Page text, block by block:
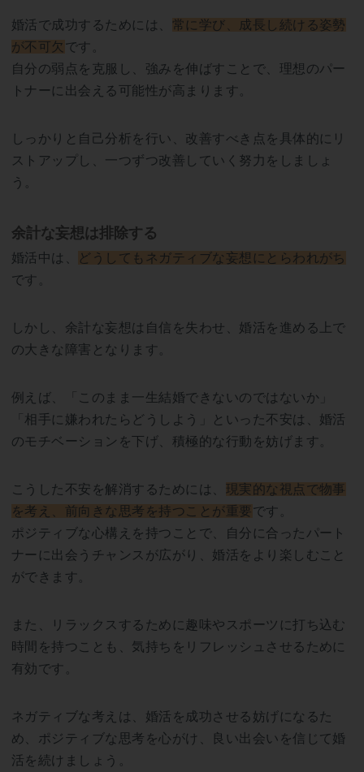
婚活で成功するためには、 常に学び、成長し続ける姿勢
が不可欠 です。
自分の弱点を克服し、強みを伸ばすことで、理想のパー
トナーに出会える可能性が高まります。
しっかりと自己分析を行い、改善すべき点を具体的にリ
ストアップし、一つずつ改善していく努力をしましょ
う。
余計な妄想は排除する
婚活中は、
どうしてもネガティブな妄想にとらわれがち
です。
しかし、余計な妄想は自信を失わせ、婚活を進める上で
の大きな障害となります。
例えば、「このまま一生結婚できないのではないか」
「相手に嫌われたらどうしよう」といった不安は、婚活
のモチベーションを下げ、積極的な行動を妨げます。
こうした不安を解消するためには、 現実的な視点で物事
を考え、前向きな思考を持つことが重要 です。
ポジティブな心構えを持つことで、自分に合ったパート
ナーに出会うチャンスが広がり、婚活をより楽しむこと
ができます。
また、リラックスするために趣味やスポーツに打ち込む
時間を持つことも、気持ちをリフレッシュさせるために
有効です。
ネガティブな考えは、婚活を成功させる妨げになるた
め、ポジティブな思考を心がけ、良い出会いを信じて婚
活を続けましょう。